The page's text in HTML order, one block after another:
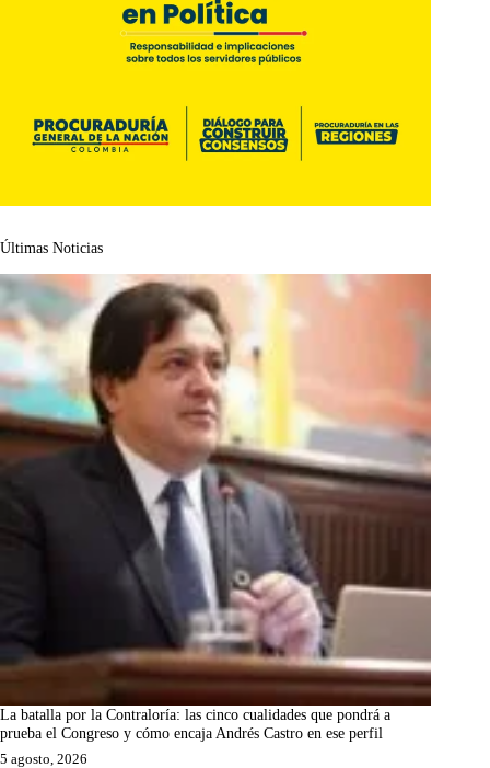
Últimas Noticias
La batalla por la Contraloría: las cinco cualidades que pondrá a
prueba el Congreso y cómo encaja Andrés Castro en ese perfil
5 agosto, 2026